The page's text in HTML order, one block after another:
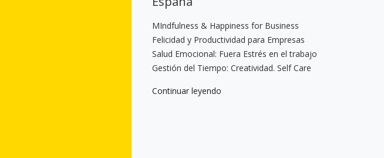
MIndfulness & Happiness for Business
Felicidad y Productividad para Empresas
Salud Emocional: Fuera Estrés en el trabajo
Gestión del Tiempo: Creatividad. Self Care
Continuar leyendo